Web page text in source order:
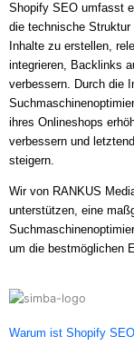
Shopify SEO umfasst
die technische
Inhalte zu erstellen,
integrieren, Backlinks
verbessern. Durch die
ihres Onlineshops
verbessern und
steigern.
Wir von RANKUS
unterstützen, eine
um die bestmöglichen
Warum ist Shopify